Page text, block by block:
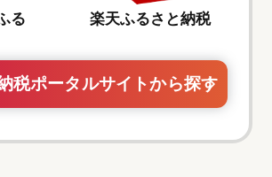
る 楽天ふるさと納税
税ポータルサイトから探す